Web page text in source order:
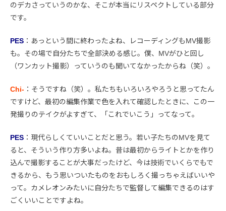
のデカさっていうのかな、そこが本当にリスペクトしている部分
です。
PES ：あっという間に終わったよね、レコーディングもMV撮影
も。その場で自分たちで全部決める感じ。僕、MVがひと回し
（ワンカット撮影）っていうのも聞いてなかったからね（笑）。
Chi- ：そうですね（笑）。私たちもいろいろやろうと思ってたん
ですけど、最初の編集作業で色を入れて確認したときに、この一
発撮りのテイクがよすぎて、「これでいこう」ってなって。
PES ：現代らしくていいことだと思う。若い子たちのMVを見て
ると、そういう作り方多いよね。昔は最初からライトとかを作り
込んで撮影することが大事だったけど、今は技術でいくらでもで
きるから、もう思いついたものをおもしろく撮っちゃえばいいや
って。カメレオンみたいに自分たちで監督して編集できるのはす
ごくいいことですよね。